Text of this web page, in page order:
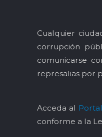
Cualquier
corrupción
comunicarse
represalias por
Acceda al
conforme a la